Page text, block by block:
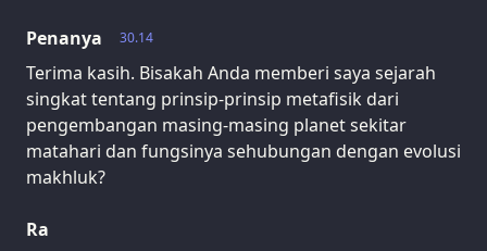
30.14
Penanya
Terima kasih. Bisakah Anda memberi saya sejarah
singkat tentang prinsip-prinsip metafisik dari
pengembangan masing-masing planet sekitar
matahari dan fungsinya sehubungan dengan evolusi
makhluk?
Ra